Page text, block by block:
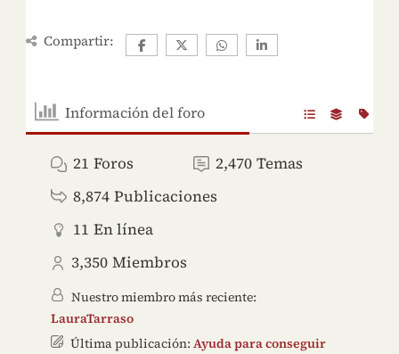
Compartir:
Información del foro
21 Foros 2,470 Temas
8,874 Publicaciones
11 En línea
3,350 Miembros
Nuestro miembro más reciente:
LauraTarraso
Última publicación: Ayuda para conseguir